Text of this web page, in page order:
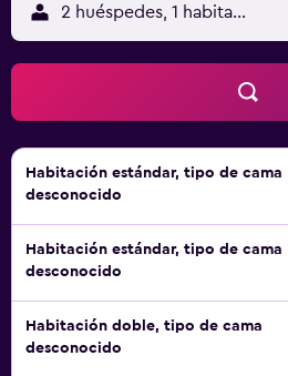
2 huéspedes, 1 habitación
Habitación estándar, tipo de cama
desconocido
Habitación estándar, tipo de cama
desconocido
Habitación doble, tipo de cama
desconocido